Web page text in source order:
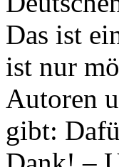
Das ist
ist nur
Autoren
gibt: